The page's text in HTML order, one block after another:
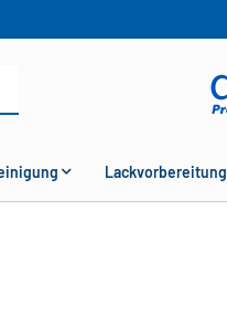
Lackvorbereitung